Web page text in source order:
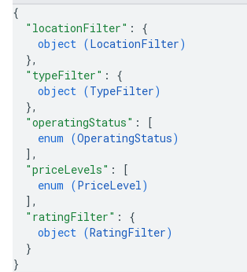
{
"locationFilter" : {
object (LocationFilter)
},
"typeFilter" : {
object (TypeFilter)
},
"operatingStatus" :
[
enum (OperatingStatus)
] ,
"priceLevels" :
[
enum (PriceLevel)
] ,
"ratingFilter" : {
object (RatingFilter)
}
}